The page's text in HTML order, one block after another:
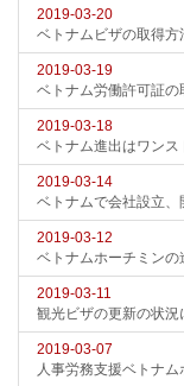
2019-03-20
ベトナムビザの取得方
2019-03-19
ベトナム労働許可証の
2019-03-18
ベトナム進出はワンス
2019-03-14
ベトナムで会社設立、
2019-03-12
ベトナムホーチミン
2019-03-11
観光ビザの更新の状況
2019-03-07
人事労務支援ベトナム